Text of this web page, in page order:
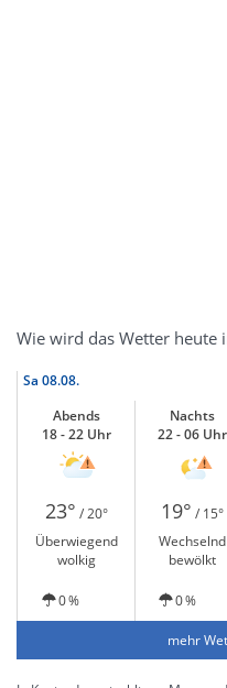
Wie wird das Wetter heute
Sa 08.08.
Abends
18 - 22 Uhr
Nachts
22 - 06 Uhr
23° / 20° 19° / 15°
Überwiegend
wolkig
Wechselnd
bewölkt
0 % 0 %
mehr